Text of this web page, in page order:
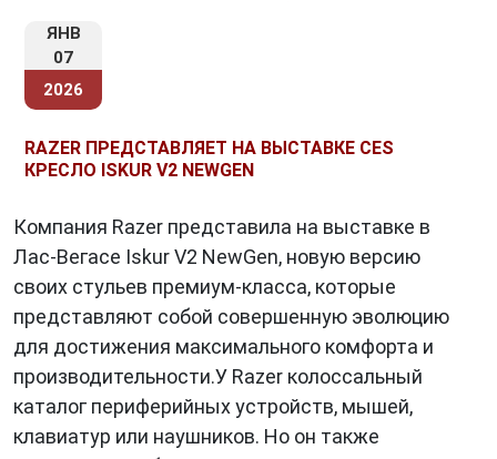
ЯНВ
07
2026
RAZER ПРЕДСТАВЛЯЕТ НА ВЫСТАВКЕ CES
КРЕСЛО ISKUR V2 NEWGEN
Компания Razer представила на выставке в
Лас-Вегасе Iskur V2 NewGen, новую версию
своих стульев премиум-класса, которые
представляют собой совершенную эволюцию
для достижения максимального комфорта и
производительности.У Razer колоссальный
каталог периферийных устройств, мышей,
клавиатур или наушников. Но он также